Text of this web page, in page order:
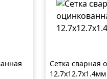
Сетка сварная
12.7x12.7x1.4мм